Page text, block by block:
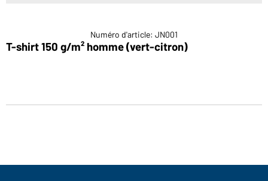
Numéro d'article: JN001
T-shirt 150 g/m² homme (vert-citron)